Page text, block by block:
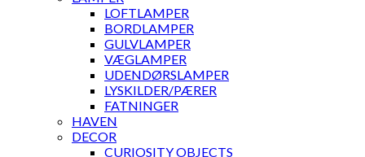
LOFTLAMPER
BORDLAMPER
GULVLAMPER
VÆGLAMPER
UDENDØRSLAMPER
LYSKILDER/PÆRER
FATNINGER
HAVEN
DECOR
CURIOSITY OBJECTS